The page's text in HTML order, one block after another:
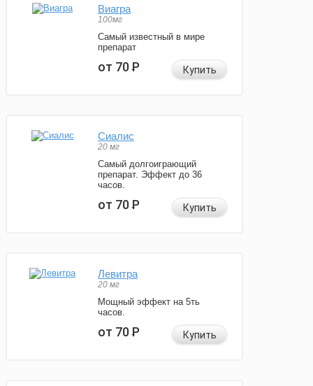
Виагра
100мг
Самый известный в мире
препарат
от 70Р Купить
Сиалис
20 мг
Самый долгоиграющий
препарат. Эффект до 36
часов.
от 70Р Купить
Левитра
20 мг
Мощный эффект на 5ть
часов.
от 70Р Купить